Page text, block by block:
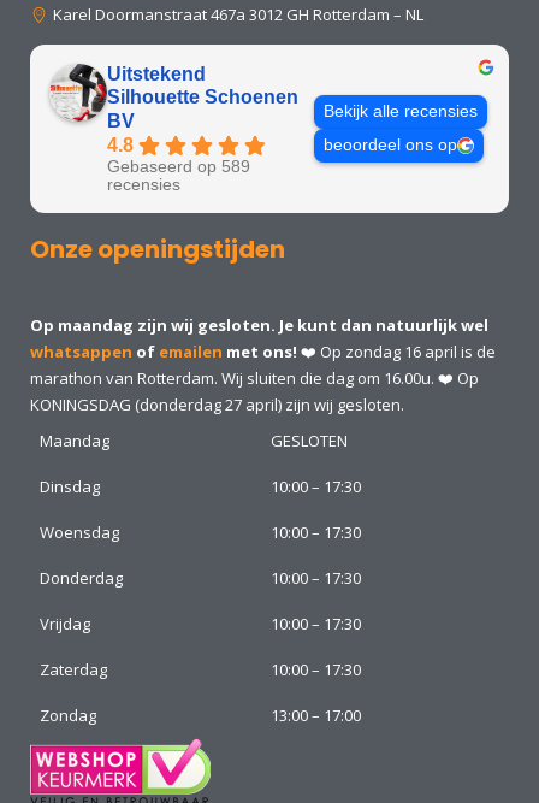
Karel Doormanstraat 467a 3012 GH Rotterdam – NL
Uitstekend
Silhouette Schoenen
BV
4.8
Gebaseerd op 589
recensies
Bekijk alle recensies
beoordeel ons op
Onze openingstijden
Op maandag zijn wij gesloten. Je kunt dan natuurlijk wel
whatsappen of emailen met ons! ❤️ Op zondag 16 april is de
marathon van Rotterdam. Wij sluiten die dag om 16.00u. ❤️ Op
KONINGSDAG (donderdag 27 april) zijn wij gesloten.
Maandag
GESLOTEN
Dinsdag 10:00 – 17:30
Woensdag 10:00 – 17:30
Donderdag 10:00 – 17:30
Vrijdag 10:00 – 17:30
Zaterdag 10:00 – 17:30
Zondag 13:00 – 17:00